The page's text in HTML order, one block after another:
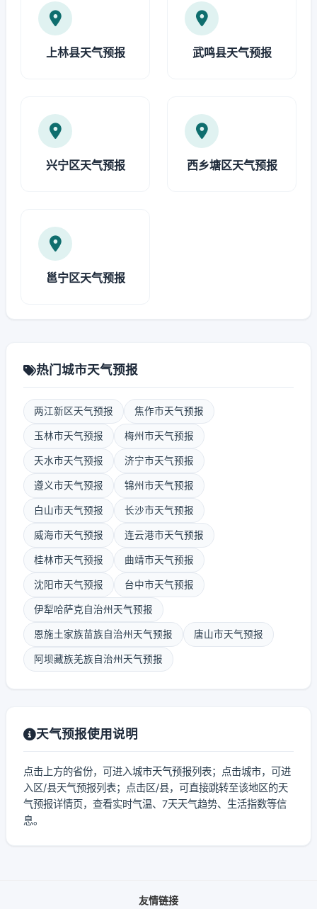
上林县天气预报 武鸣县天气预报
兴宁区天气预报 西乡塘区天气预报
邕宁区天气预报
热门城市天气预报
两江新区天气预报 焦作市天气预报
玉林市天气预报 梅州市天气预报
天水市天气预报 济宁市天气预报
遵义市天气预报 锦州市天气预报
白山市天气预报 长沙市天气预报
威海市天气预报 连云港市天气预报
桂林市天气预报 曲靖市天气预报
沈阳市天气预报 台中市天气预报
伊犁哈萨克自治州天气预报
恩施土家族苗族自治州天气预报 唐山市天气预报
阿坝藏族羌族自治州天气预报
天气预报使用说明
点击上方的省份，可进入城市天气预报列表；点击城市，可进
入区/县天气预报列表；点击区/县，可直接跳转至该地区的天
气预报详情页，查看实时气温、7天天气趋势、生活指数等信
息。
友情链接